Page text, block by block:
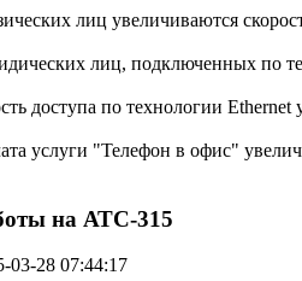
лиц увеличиваются
лиц, подключенных по
доступа по технологии Ethernet
услуги "Телефон в офис"
на АТС-315
03-28 07:44:17